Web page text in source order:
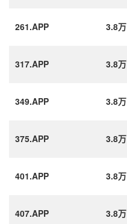
261.APP 3.8万
317.APP 3.8万
349.APP 3.8万
375.APP 3.8万
401.APP 3.8万
407.APP 3.8万